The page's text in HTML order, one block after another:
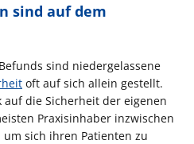
sind auf dem
sind niedergelassene
oft auf sich allein gestellt.
die Sicherheit der eigenen
Praxisinhaber inzwischen
sich ihren Patienten zu